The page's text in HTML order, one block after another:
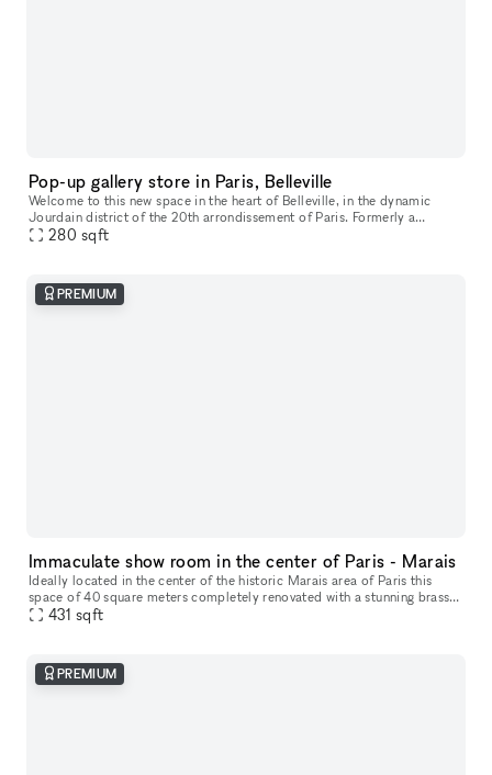
Pop-up gallery store in Paris, Belleville
Welcome to this new space in the heart of Belleville, in the dynamic
Jourdain district of the 20th arrondissement of Paris. Formerly a
contemporary art gallery, this space has recently been renovated
280 sqft
PREMIUM
Immaculate show room in the center of Paris - Marais
Ideally located in the center of the historic Marais area of Paris this
space of 40 square meters completely renovated with a stunning brass
store front is ideal to receive clients and show products.
431 sqft
PREMIUM